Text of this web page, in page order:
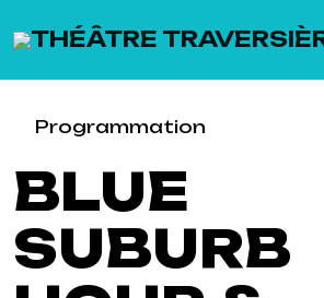
Programmation
BLUE
SUBURB